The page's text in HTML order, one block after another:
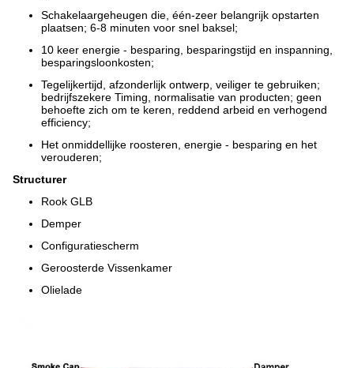
Schakelaargeheugen die, één-zeer belangrijk opstarten
plaatsen; 6-8 minuten voor snel baksel;
10 keer energie - besparing, besparingstijd en inspanning,
besparingsloonkosten;
Tegelijkertijd, afzonderlijk ontwerp, veiliger te gebruiken;
bedrijfszekere Timing, normalisatie van producten; geen
behoefte zich om te keren, reddend arbeid en verhogend
efficiency;
Het onmiddellijke roosteren, energie - besparing en het
verouderen;
Structurer
Rook GLB
Demper
Configuratiescherm
Geroosterde Vissenkamer
Olielade